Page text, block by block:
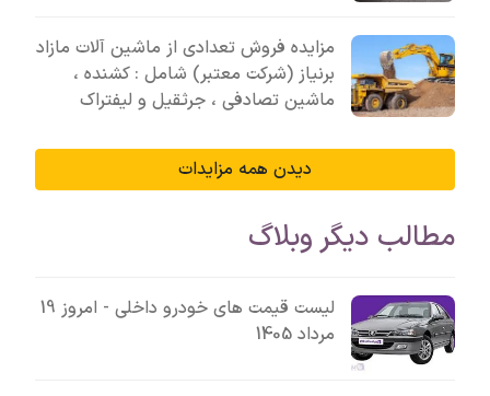
مزایده فروش تعدادی از ماشین آلات مازاد
برنیاز (شرکت معتبر) شامل : کشنده ،
ماشین تصادفی ، جرثقیل و لیفتراک
دیدن همه مزایدات
مطالب دیگر وبلاگ
لیست قیمت های خودرو داخلی - امروز 19
مرداد 1405